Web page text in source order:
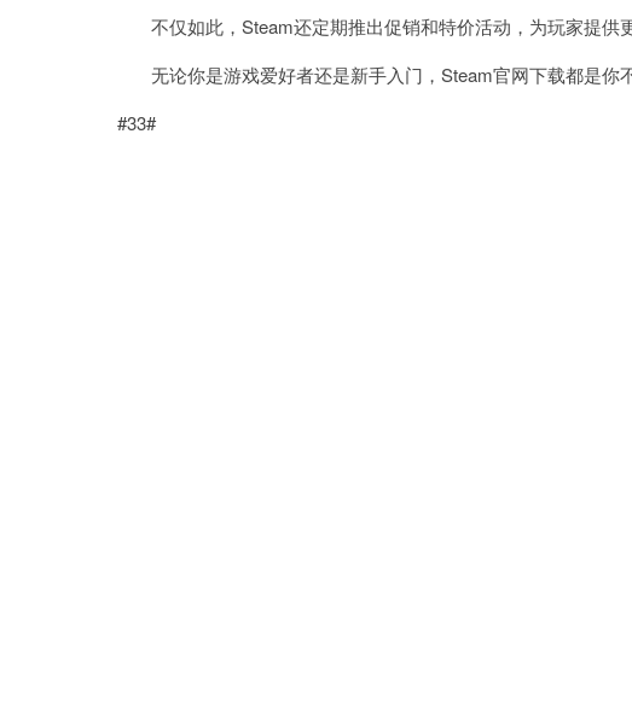
不仅如此，Steam还定期推出促销和特价活动，为玩家提供更
无论你是游戏爱好者还是新手入门，Steam官网下载都是你不
#33#